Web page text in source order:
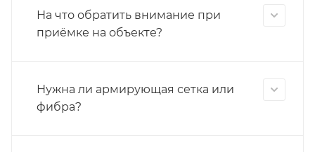
На что обратить внимание при
приёмке на объекте?
Нужна ли армирующая сетка или
фибра?